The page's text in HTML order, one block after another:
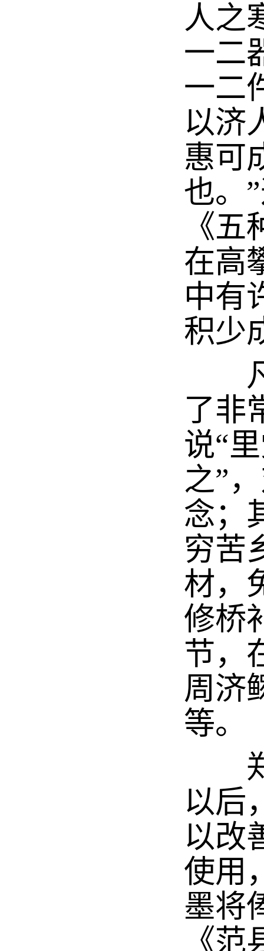
人之
一二
一二
以济
惠可
也。
《
在高
中有
积少
凡
了非
说“
之”
念；
穷苦
材，
修桥
节，
周济
等。
郑
以后
以改
使用
墨将
《